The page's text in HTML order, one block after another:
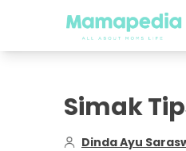
Simak
Dinda Ayu